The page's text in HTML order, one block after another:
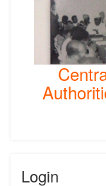
Login